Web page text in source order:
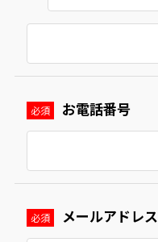
必須 お電話番号
必須 メールアドレス